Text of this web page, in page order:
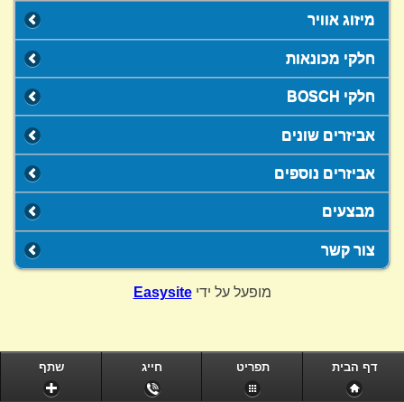
מיזוג אוויר
חלקי מכונאות
חלקי BOSCH
אביזרים שונים
אביזרים נוספים
מבצעים
צור קשר
מופעל על ידיEasysite
שתף חייג תפריט דף הבית